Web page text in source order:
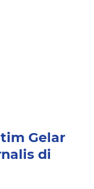
Gelar
di